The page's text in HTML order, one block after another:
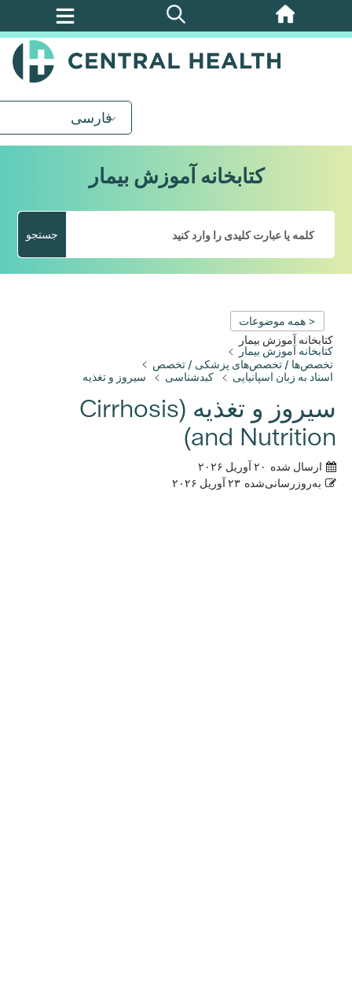
پرش
فارسی
کتابخانه آموزش بیمار
جستجو
< همه موضوعات
کتابخانه آموزش بیمار
کتابخانه آموزش بیمار
تخصص‌ها / تخصص‌های پزشکی / تخصص
اسناد به زبان اسپانیایی
کبدشناسی سیروز و تغذیه
سیروز و تغذیه (Cirrhosis
and Nutrition)
ارسال شده ۲۰ آوریل ۲۰۲۶
به‌روزرسانی‌شده ۲۳ آوریل ۲۰۲۶